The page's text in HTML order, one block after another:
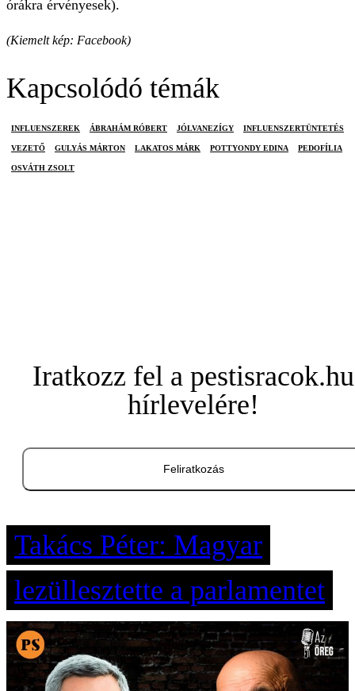
órákra érvényesek).
(Kiemelt kép: Facebook)
Kapcsolódó témák
INFLUENSZEREK ÁBRAHÁM RÓBERT JÓLVANEZÍGY INFLUENSZERTÜNTETÉS
VEZETŐ GULYÁS MÁRTON LAKATOS MÁRK POTTYONDY EDINA PEDOFÍLIA
OSVÁTH ZSOLT
Iratkozz fel a pestisracok.hu
hírlevelére!
Feliratkozás
Takács Péter: Magyar
lezüllesztette a parlamentet